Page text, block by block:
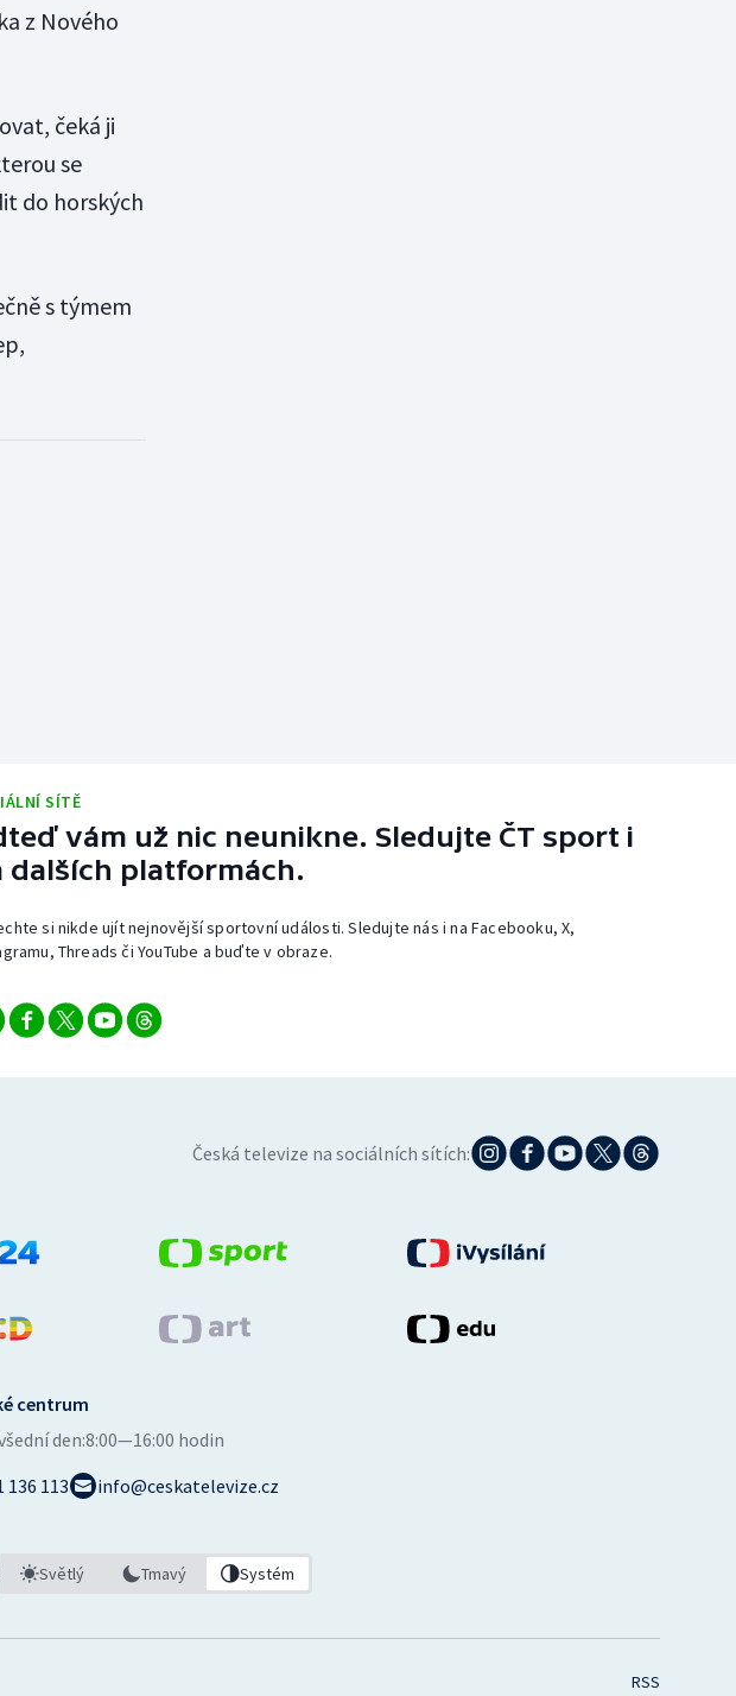
z Nového
čeká ji
se
do horských
s týmem
SÍTĚ
vám už nic neunikne. Sledujte ČT sport i
dalších platformách.
si nikde ujít nejnovější sportovní události. Sledujte nás i na Facebooku, X,
Threads či YouTube a buďte v obraze.
Česká televize na sociálních sítích:
centrum
den:8:00—16:00 hodin
136 113
info@ceskatelevize.cz
Světlý Tmavý Systém
RSS